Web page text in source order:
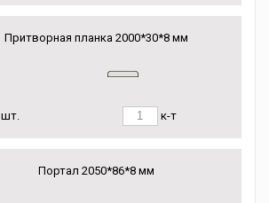
Притворная планка 2000*30*8 мм
шт. к-т
Портал 2050*86*8 мм